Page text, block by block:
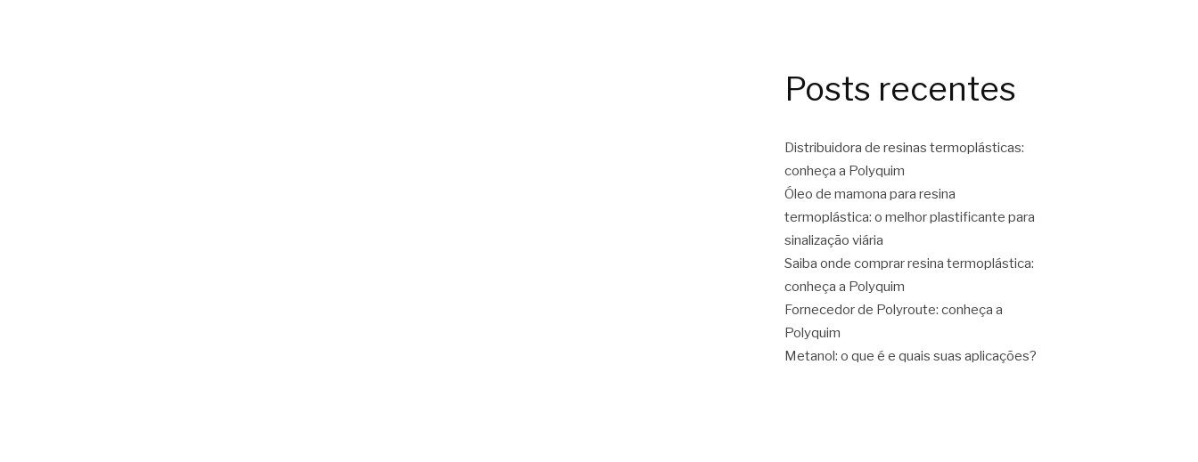
Posts recentes
Distribuidora de resinas termoplásticas:
conheça a Polyquim
Óleo de mamona para resina
termoplástica: o melhor plastificante para
sinalização viária
Saiba onde comprar resina termoplástica:
conheça a Polyquim
Fornecedor de Polyroute: conheça a
Polyquim
Metanol: o que é e quais suas aplicações?